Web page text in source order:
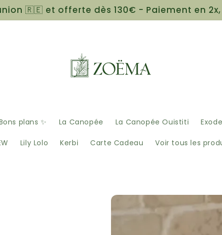
🇷🇪 et offerte dès 130€ - Paiement en
plans ✨ La Canopée La Canopée Ouistiti
Lily Lolo Kerbi Carte Cadeau Voir tous les